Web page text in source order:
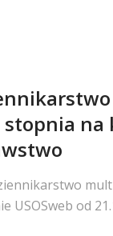
stopnia
USOSweb od